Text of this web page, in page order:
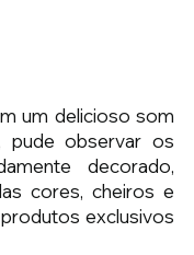
um delicioso som
pude observar os
decorado,
cores, cheiros e
exclusivos